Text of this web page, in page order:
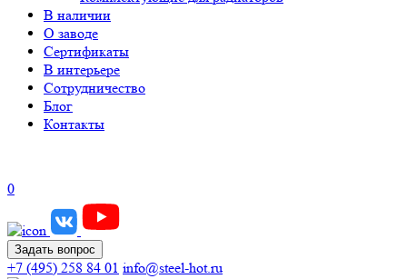
В наличии
О заводе
Сертификаты
В интерьере
Сотрудничество
Блог
Контакты
0
Задать вопрос
+7 (495) 258 84 01 info@steel-hot.ru